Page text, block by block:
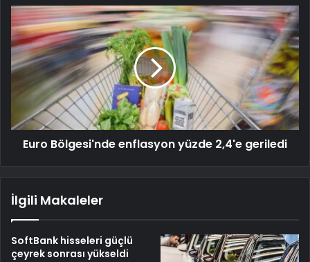
Euro Bölgesi'nde enflasyon yüzde 2,4'e geriledi
İlgili Makaleler
SoftBank hisseleri güçlü
çeyrek sonrası yükseldi